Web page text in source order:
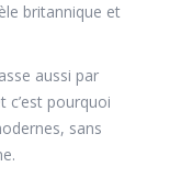
britannique et
aussi par
c’est pourquoi
sans